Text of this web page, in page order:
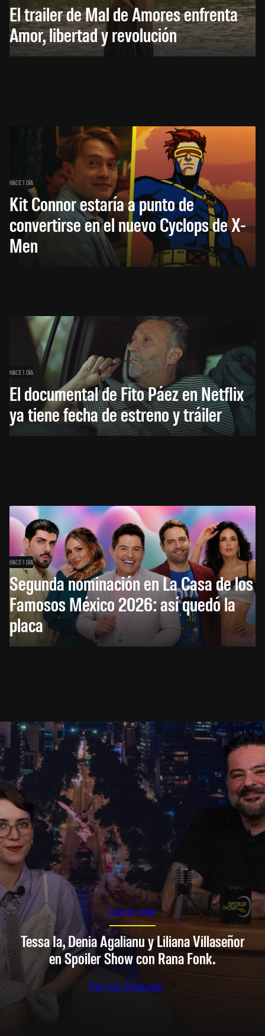
El trailer de Mal de Amores enfrenta
Amor, libertad y revolución
HACE 1 DÍA
Kit Connor estaría a punto de
convertirse en el nuevo Cyclops de X-
Men
HACE 1 DÍA
El documental de Fito Páez en Netflix
ya tiene fecha de estreno y tráiler
HACE 1 DÍA
Segunda nominación en La Casa de los
Famosos México 2026: así quedó la
placa
SPOILER SHOW
Tessa Ia, Denia Agalianu y Liliana Villaseñor
en Spoiler Show con Rana Fonk.
Ver en Youtube